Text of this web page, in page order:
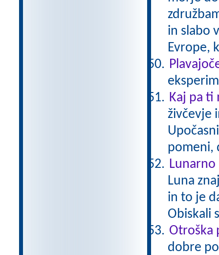
in slabo
Evrope,
Kaj pa ti
živčevje
pomeni,
Luna
in to je
Obiskali
Otroška
dobre